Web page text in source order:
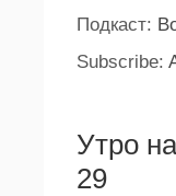
Подкаст:
Subscribe:
Утро
29